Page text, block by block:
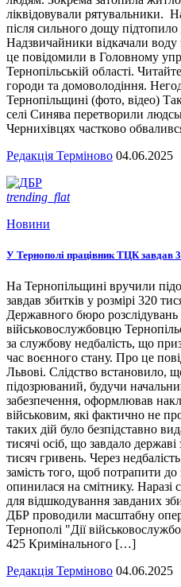
ліквідовували рятувальники.
після сильного дощу
Надзвичайники відкачали
це повідомили в Головному
Тернопільській області.
городи та домоволодіння.
Тернопільщині (фото, відео)
селі Синява перетворили
Чернихівцях частково
Редакція Терміново 04.06.2025
trending_flat
Новини
У Тернополі працівник ТЦК завдав
На Тернопільщині вручили
завдав збитків у розмірі 320
Державного бюро
військовослужбовцю
за службову недбалість, що
час воєнного стану. Про це
Львові. Слідство встановило,
підозрюваний, будучи
забезпечення, оформлював
військовим, які фактично не
таких дій було безпідставно
тисячі осіб, що завдало
тисяч гривень. Через
замість того, щоб потрапити до
опинилася на смітнику. Наразі
для відшкодування завданих
ДБР проводили масштабну
Тернополі "Дії
425 Кримінального […]
Редакція Терміново 04.06.2025